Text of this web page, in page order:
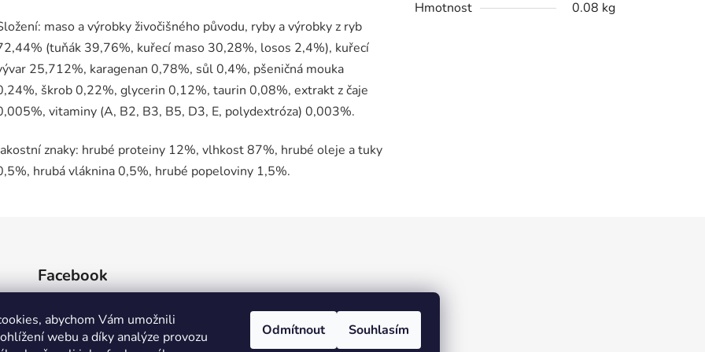
abychom Vám umožnili
webu a díky analýze provozu
Odmítnout Souhlasím
maso a výrobky živočišného původu, ryby a výrobky z ryb
(tuňák 39,76%, kuřecí maso 30,28%, losos 2,4%), kuřecí
25,712%, karagenan 0,78%, sůl 0,4%, pšeničná mouka
škrob 0,22%, glycerin 0,12%, taurin 0,08%, extrakt z čaje
vitaminy (A, B2, B3, B5, D3, E, polydextróza) 0,003%.
znaky: hrubé proteiny 12%, vlhkost 87%, hrubé oleje a tuky
hrubá vláknina 0,5%, hrubé popeloviny 1,5%.
Hmotnost
0.08 kg
Facebook